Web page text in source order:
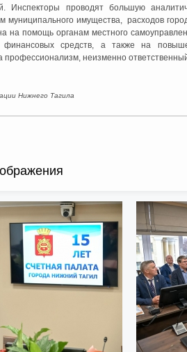
Инспекторы проводят большую
муниципального имущества, расходов
на помощь органам местного
средств, а также на
профессионализм, неизменно
Нижнего Тагила